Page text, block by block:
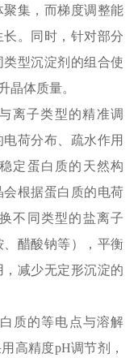
集，而梯度调整能
。同时，针对部分
型沉淀剂的组合使
晶体质量。
离子类型的精准调
荷分布、疏水作用
定蛋白质的天然构
根据蛋白质的电荷
不同类型的盐离子
、醋酸钠等），平衡
减少无定形沉淀的
质的等电点与溶解
高精度pH调节剂，